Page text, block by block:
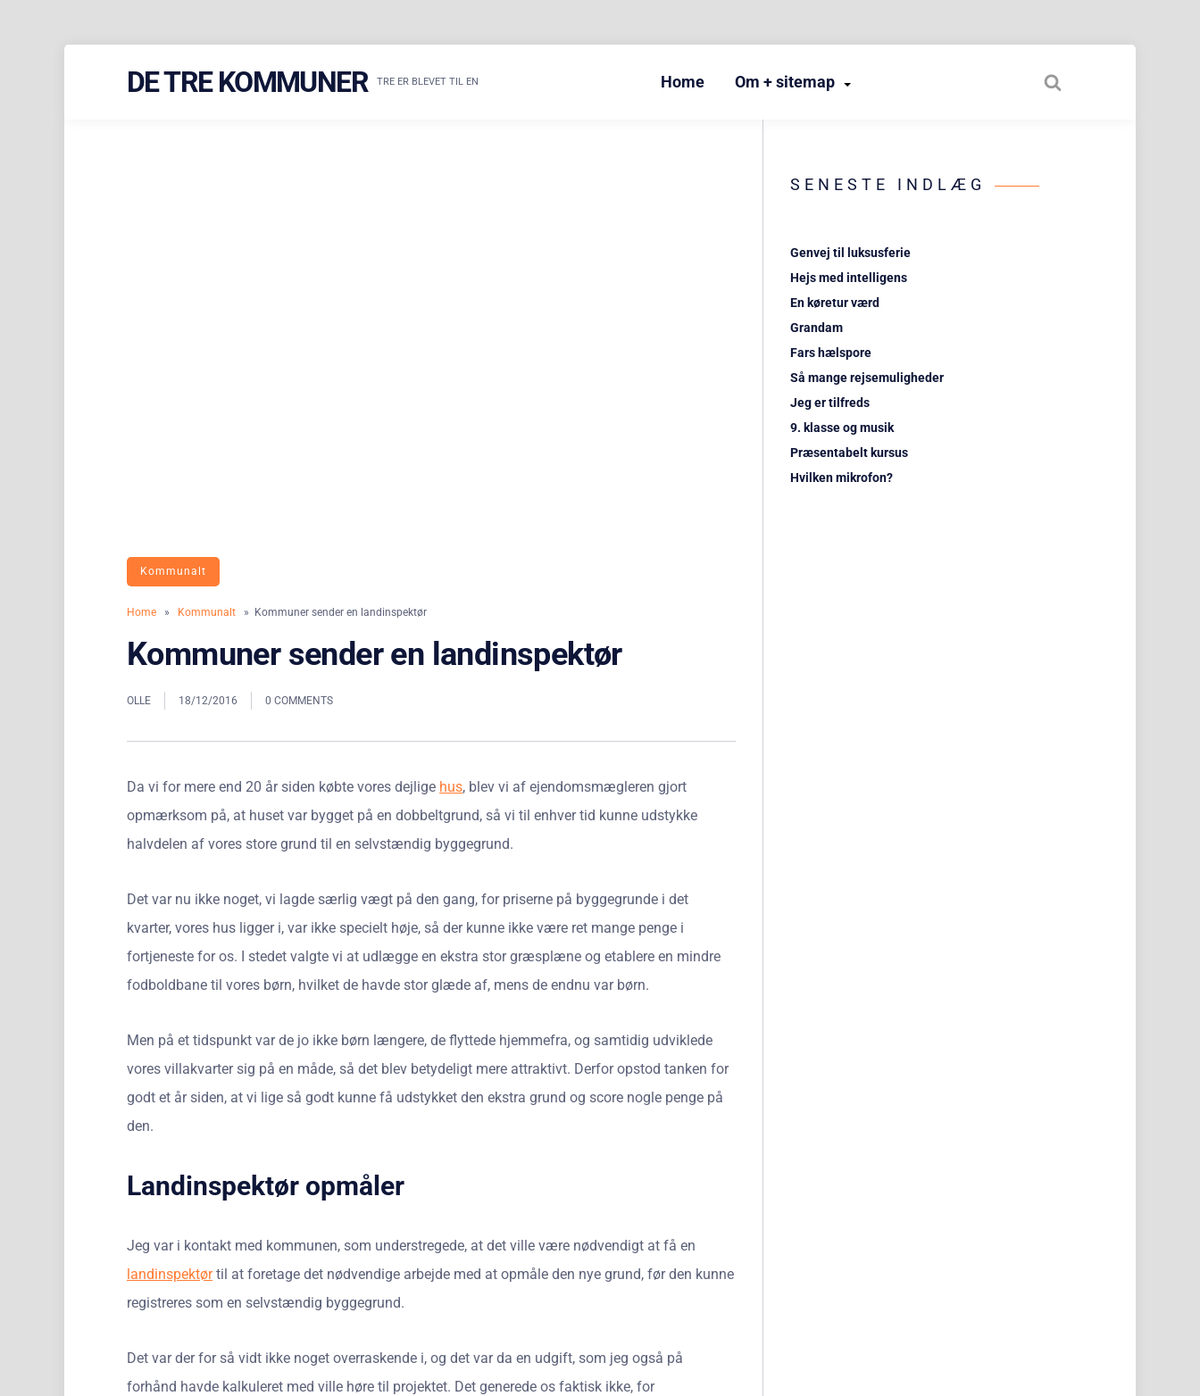
DE TRE KOMMUNER TRE ER BLEVET TIL EN Home Om + sitemap
Kommunalt
Home » Kommunalt » Kommuner sender en landinspektør
Kommuner sender en landinspektør
OLLE 18/12/2016 0 COMMENTS
Da vi for mere end 20 år siden købte vores dejlige hus, blev vi af ejendomsmægleren gjort
opmærksom på, at huset var bygget på en dobbeltgrund, så vi til enhver tid kunne udstykke
halvdelen af vores store grund til en selvstændig byggegrund.
Det var nu ikke noget, vi lagde særlig vægt på den gang, for priserne på byggegrunde i det
kvarter, vores hus ligger i, var ikke specielt høje, så der kunne ikke være ret mange penge i
fortjeneste for os. I stedet valgte vi at udlægge en ekstra stor græsplæne og etablere en mindre
fodboldbane til vores børn, hvilket de havde stor glæde af, mens de endnu var børn.
Men på et tidspunkt var de jo ikke børn længere, de flyttede hjemmefra, og samtidig udviklede
vores villakvarter sig på en måde, så det blev betydeligt mere attraktivt. Derfor opstod tanken for
godt et år siden, at vi lige så godt kunne få udstykket den ekstra grund og score nogle penge på
den.
Landinspektør opmåler
Jeg var i kontakt med kommunen, som understregede, at det ville være nødvendigt at få en
landinspektørtil at foretage det nødvendige arbejde med at opmåle den nye grund, før den kunne
registreres som en selvstændig byggegrund.
Det var der for så vidt ikke noget overraskende i, og det var da en udgift, som jeg også på
forhånd havde kalkuleret med ville høre til projektet. Det generede os faktisk ikke, for
SENESTE INDLÆG
Genvej til luksusferie
Hejs med intelligens
En køretur værd
Grandam
Fars hælspore
Så mange rejsemuligheder
Jeg er tilfreds
9. klasse og musik
Præsentabelt kursus
Hvilken mikrofon?